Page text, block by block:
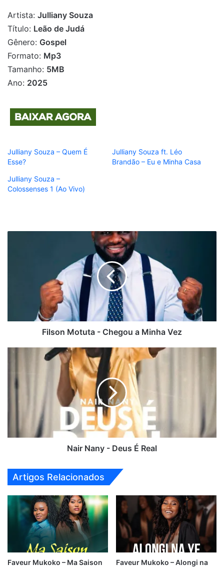
Artista: Julliany Souza
Título: Leão de Judá
Gênero: Gospel
Formato: Mp3
Tamanho: 5MB
Ano: 2025
Julliany Souza – Quem É
Esse?
Julliany Souza ft. Léo
Brandão – Eu e Minha Casa
Julliany Souza –
Colossenses 1 (Ao Vivo)
Filson Motuta - Chegou a Minha Vez
Nair Nany - Deus É Real
Artigos Relacionados
Faveur Mukoko – Ma Saison
Faveur Mukoko – Alongi na